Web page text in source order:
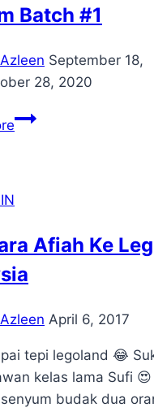
Batch #1
September 18,
28, 2020
Testimonial
Ajar
Lancar
Dalam
Jam
#1
Afiah Ke
April 6, 2017
tepi legoland 😂
kelas lama Sufi 😍
budak dua